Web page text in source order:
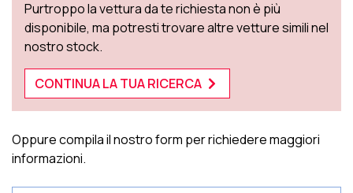
Purtroppo la vettura da te richiesta non è più
disponibile, ma potresti trovare altre vetture simili nel
nostro stock.
CONTINUA LA TUA RICERCA
Oppure compila il nostro form per richiedere maggiori
informazioni.